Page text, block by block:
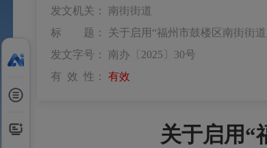
发文机关： 南街街道
标 题：
关于启用“福州市鼓楼区南街街
发文字号： 南办〔2025〕30号
有 效 性： 有效
关于启用“